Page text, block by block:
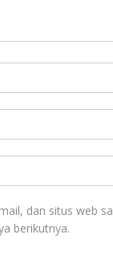
dan situs web
berikutnya.